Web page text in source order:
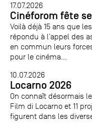
17.07.2026
Cinéforom fête
Voilà déjà 15 ans que
répondu à l’appel des
en commun leurs
pour le cinéma...
10.07.2026
Locarno 2026
On connaît désormais
Film di Locarno et 11
figurent dans les